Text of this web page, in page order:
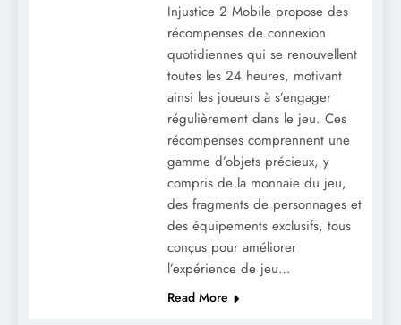
Injustice 2 Mobile propose des
récompenses de connexion
quotidiennes qui se renouvellent
toutes les 24 heures, motivant
ainsi les joueurs à s’engager
régulièrement dans le jeu. Ces
récompenses comprennent une
gamme d’objets précieux, y
compris de la monnaie du jeu,
des fragments de personnages et
des équipements exclusifs, tous
conçus pour améliorer
l’expérience de jeu…
Read More